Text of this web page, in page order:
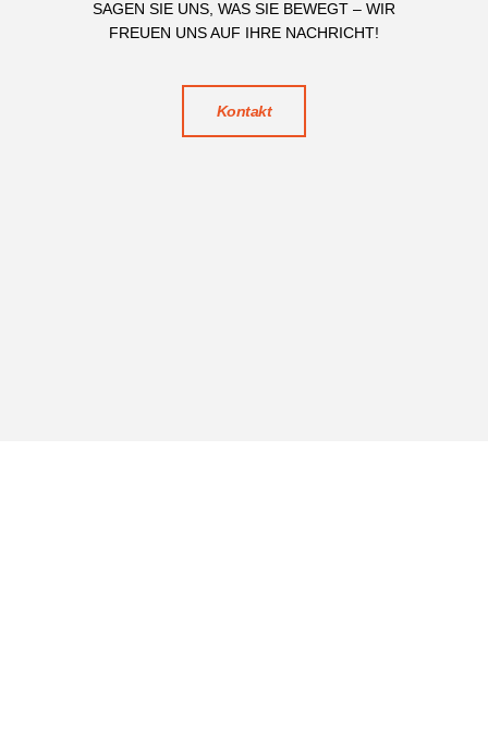
SAGEN SIE UNS, WAS SIE BEWEGT – WIR
FREUEN UNS AUF IHRE NACHRICHT!
Kontakt